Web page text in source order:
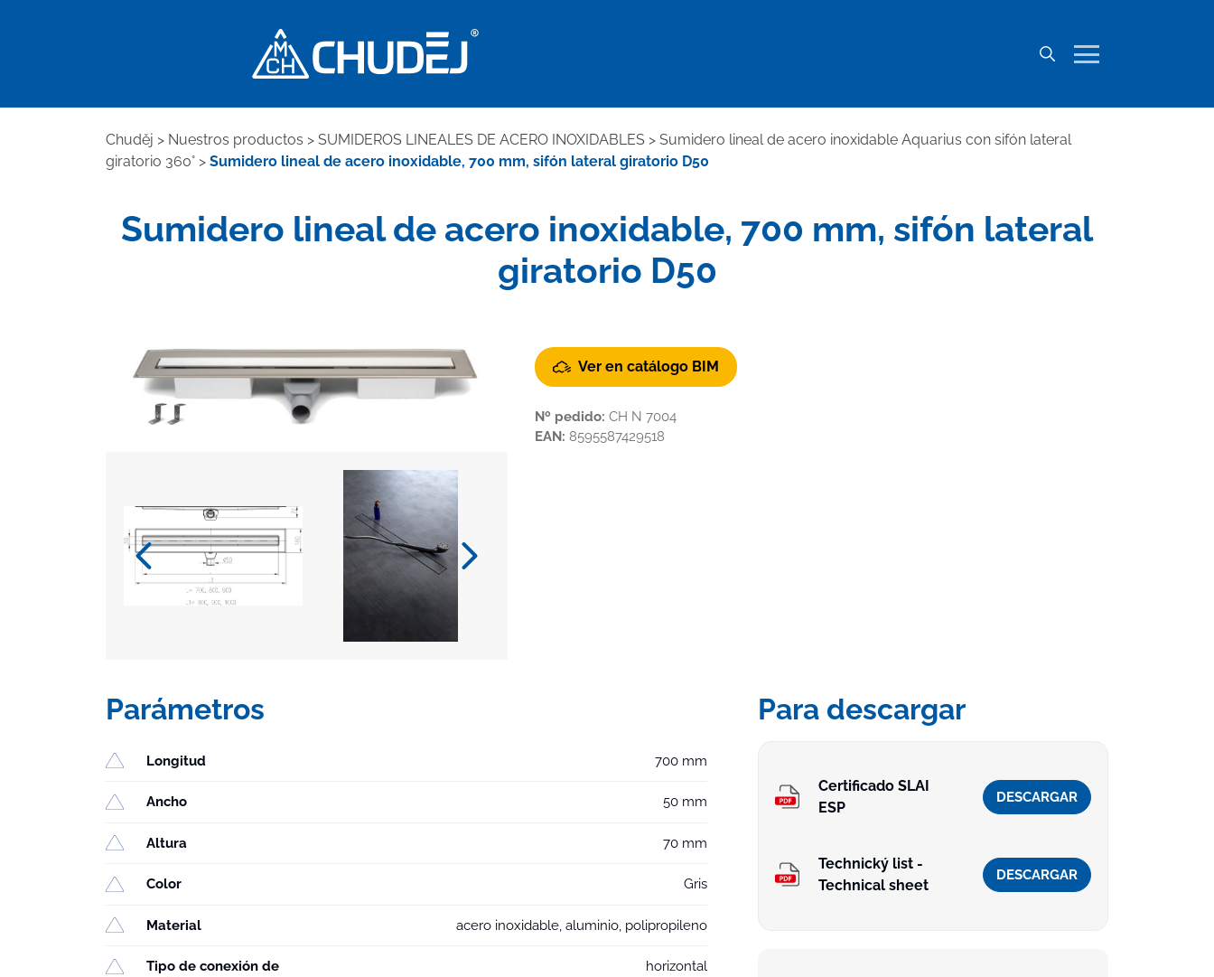
Chuděj > Nuestros productos > SUMIDEROS LINEALES DE ACERO INOXIDABLES > Sumidero lineal de acero inoxidable Aquarius con sifón lateral
giratorio 360° > Sumidero lineal de acero inoxidable, 700 mm, sifón lateral giratorio D50
Sumidero lineal de acero inoxidable, 700 mm, sifón lateral
giratorio D50
Ver en catálogo BIM
Nº pedido: CH N 7004
EAN: 8595587429518
Parámetros
Longitud 700 mm
Ancho 50 mm
Altura 70 mm
Color Gris
Material acero inoxidable, aluminio, polipropileno
Tipo de conexión de
horizontal
Para descargar
Certificado SLAI
ESP
DESCARGAR
Technický list -
Technical sheet
DESCARGAR